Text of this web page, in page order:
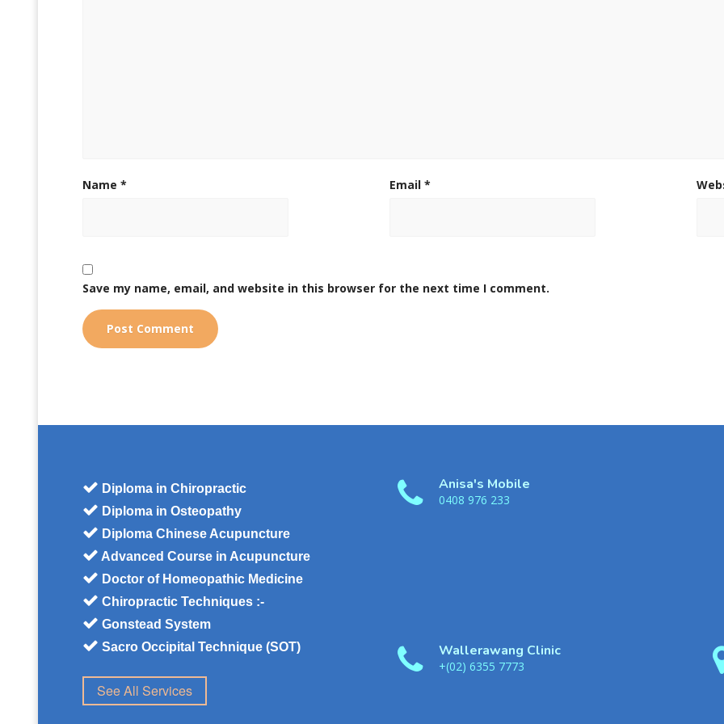
Name * Email *
Save my name, email, and website in this browser for the next time I comment.
Diploma in Chiropractic
Diploma in Osteopathy
Diploma Chinese Acupuncture
Advanced Course in Acupuncture
Doctor of Homeopathic Medicine
Chiropractic Techniques :-
Gonstead System
Sacro Occipital Technique (SOT)
Anisa's Mobile
0408 976 233
Wallerawang Clinic
+(02) 6355 7773
See All Services